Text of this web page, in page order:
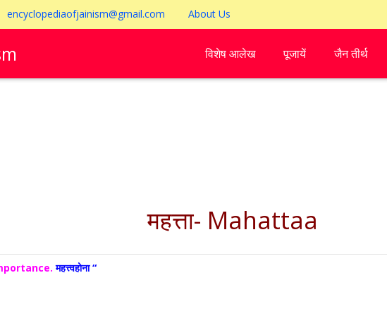
encyclopediaofjainism@gmail.com About Us
विशेष आलेख पूजायें जैन तीर्थ
महत्ता- Mahattaa
महत्त्वहोना “